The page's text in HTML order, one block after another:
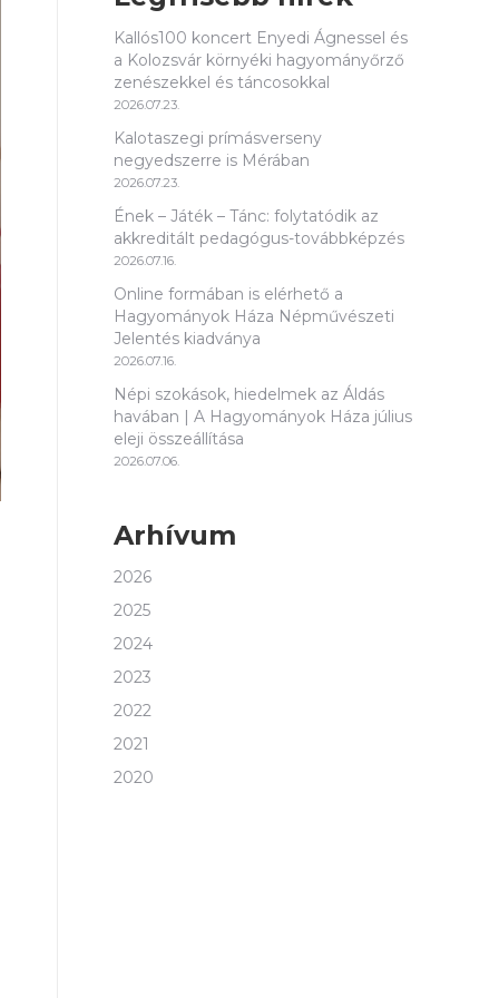
Kallós100 koncert Enyedi Ágnessel és
a Kolozsvár környéki hagyományőrző
zenészekkel és táncosokkal
2026.07.23.
Kalotaszegi prímásverseny
negyedszerre is Mérában
2026.07.23.
Ének – Játék – Tánc: folytatódik az
akkreditált pedagógus-továbbképzés
2026.07.16.
Online formában is elérhető a
Hagyományok Háza Népművészeti
Jelentés kiadványa
2026.07.16.
Népi szokások, hiedelmek az Áldás
havában | A Hagyományok Háza július
eleji összeállítása
2026.07.06.
Arhívum
2026
2025
2024
2023
2022
2021
2020